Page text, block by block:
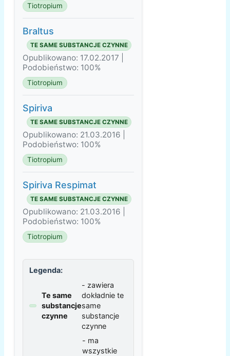
Tiotropium
Braltus
TE SAME SUBSTANCJE CZYNNE
Opublikowano: 17.02.2017 |
Podobieństwo: 100%
Tiotropium
Spiriva
TE SAME SUBSTANCJE CZYNNE
Opublikowano: 21.03.2016 |
Podobieństwo: 100%
Tiotropium
Spiriva Respimat
TE SAME SUBSTANCJE CZYNNE
Opublikowano: 21.03.2016 |
Podobieństwo: 100%
Tiotropium
Legenda:
Te same
substancje
czynne
- zawiera
dokładnie te
same
substancje
czynne
- ma
wszystkie